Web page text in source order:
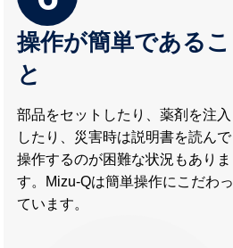
操作が簡単であるこ
と
部品をセットしたり、薬剤を注入
したり、災害時は説明書を読んで
操作するのが困難な状況もありま
す。Mizu-Qは簡単操作にこだわっ
ています。